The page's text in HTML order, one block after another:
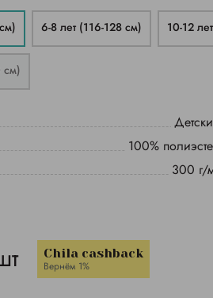
6-8 лет (116-128 см) 10-12
см)
100%
300 г/
Chila cashback
Вернём 1%